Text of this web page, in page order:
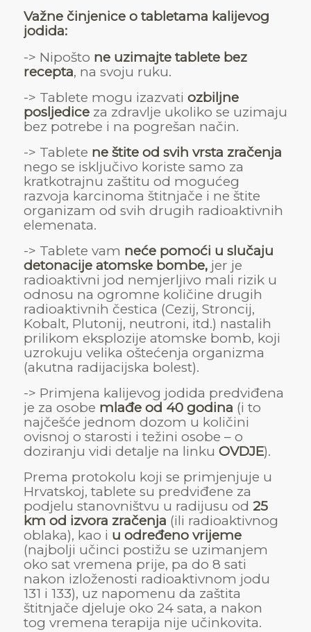
Važne činjenice o tabletama kalijevog
jodida:
-> Nipošto ne uzimajte tablete bez
recepta, na svoju ruku.
-> Tablete mogu izazvati ozbiljne
posljediceza zdravlje ukoliko se uzimaju
bez potrebe i na pogrešan način.
-> Tablete ne štite od svih vrsta zračenja
nego se isključivo koriste samo za
kratkotrajnu zaštitu od mogućeg
razvoja karcinoma štitnjače i ne štite
organizam od svih drugih radioaktivnih
elemenata.
-> Tablete vam neće pomoći u slučaju
detonacije atomske bombe,jer je
radioaktivni jod nemjerljivo mali rizik u
odnosu na ogromne količine drugih
radioaktivnih čestica (Cezij, Stroncij,
Kobalt, Plutonij, neutroni, itd.) nastalih
prilikom eksplozije atomske bomb, koji
uzrokuju velika oštećenja organizma
(akutna radijacijska bolest).
-> Primjena kalijevog jodida predviđena
je za osobe mlađe od 40 godina (i to
najčešće jednom dozom u količini
ovisnoj o starosti i težini osobe – o
doziranju vidi detalje na linku OVDJE).
Prema protokolu koji se primjenjuje u
Hrvatskoj, tablete su predviđene za
podjelu stanovništvu u radijusu od 25
km od izvora zračenja (ili radioaktivnog
oblaka), kao i u određeno vrijeme
(najbolji učinci postižu se uzimanjem
oko sat vremena prije, pa do 8 sati
nakon izloženosti radioaktivnom jodu
131 i 133), uz napomenu da zaštita
štitnjače djeluje oko 24 sata, a nakon
tog vremena terapija nije učinkovita.